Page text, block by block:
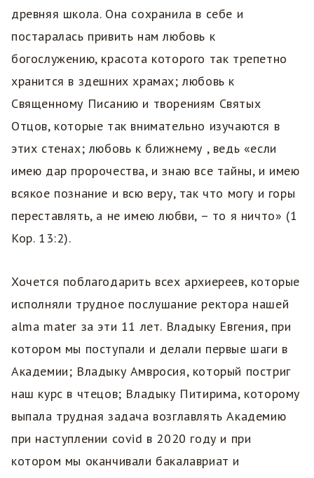
древняя школа. Она сохранила в себе и
постаралась привить нам любовь к
богослужению, красота которого так трепетно
хранится в здешних храмах; любовь к
Священному Писанию и творениям Святых
Отцов, которые так внимательно изучаются в
этих стенах; любовь к ближнему , ведь «если
имею дар пророчества, и знаю все тайны, и имею
всякое познание и всю веру, так что могу и горы
переставлять, а не имею любви, – то я ничто» (1
Кор. 13:2).
Хочется поблагодарить всех архиереев, которые
исполняли трудное послушание ректора нашей
alma mater за эти 11 лет. Владыку Евгения, при
котором мы поступали и делали первые шаги в
Академии; Владыку Амвросия, который постриг
наш курс в чтецов; Владыку Питирима, которому
выпала трудная задача возглавлять Академию
при наступлении covid в 2020 году и при
котором мы оканчивали бакалавриат и